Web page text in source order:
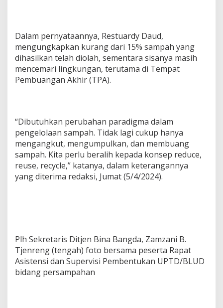
Dalam pernyataannya, Restuardy Daud,
mengungkapkan kurang dari 15% sampah yang
dihasilkan telah diolah, sementara sisanya masih
mencemari lingkungan, terutama di Tempat
Pembuangan Akhir (TPA).
“Dibutuhkan perubahan paradigma dalam
pengelolaan sampah. Tidak lagi cukup hanya
mengangkut, mengumpulkan, dan membuang
sampah. Kita perlu beralih kepada konsep reduce,
reuse, recycle,” katanya, dalam keterangannya
yang diterima redaksi, Jumat (5/4/2024).
Plh Sekretaris Ditjen Bina Bangda, Zamzani B.
Tjenreng (tengah) foto bersama peserta Rapat
Asistensi dan Supervisi Pembentukan UPTD/BLUD
bidang persampahan